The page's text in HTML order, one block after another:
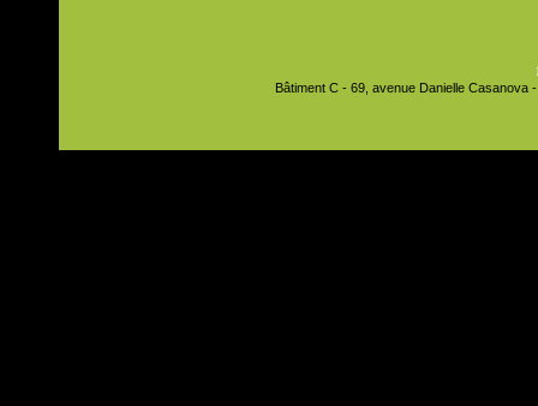
Bâtiment C - 69, avenue Danielle